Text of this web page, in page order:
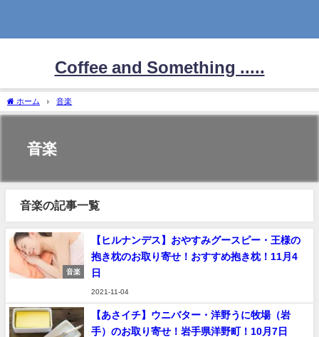
Coffee and Something .....
ホーム 音楽
音楽
音楽の記事一覧
音楽
【ヒルナンデス】おやすみグースピー・王様の
抱き枕のお取り寄せ！おすすめ抱き枕！11月4
日
2021-11-04
【あさイチ】ウニバター・洋野うに牧場（岩
手）のお取り寄せ！岩手県洋野町！10月7日